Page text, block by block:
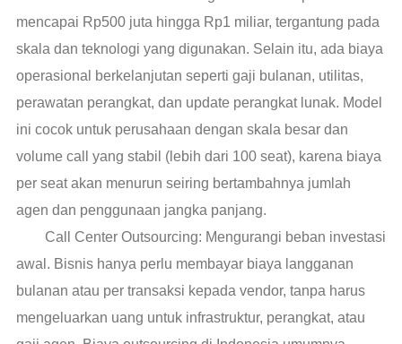
mencapai Rp500 juta hingga Rp1 miliar, tergantung pada
skala dan teknologi yang digunakan. Selain itu, ada biaya
operasional berkelanjutan seperti gaji bulanan, utilitas,
perawatan perangkat, dan update perangkat lunak. Model
ini cocok untuk perusahaan dengan skala besar dan
volume call yang stabil (lebih dari 100 seat), karena biaya
per seat akan menurun seiring bertambahnya jumlah
agen dan penggunaan jangka panjang.
Call Center Outsourcing: Mengurangi beban investasi
awal. Bisnis hanya perlu membayar biaya langganan
bulanan atau per transaksi kepada vendor, tanpa harus
mengeluarkan uang untuk infrastruktur, perangkat, atau